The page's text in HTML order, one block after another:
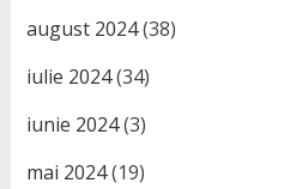
august 2024(38)
iulie 2024(34)
iunie 2024(3)
mai 2024(19)